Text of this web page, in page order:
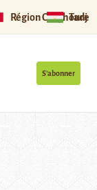
Région Ouïghoure
S’abonner